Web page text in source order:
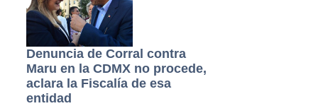
Denuncia de Corral contra
Maru en la CDMX no procede,
aclara la Fiscalía de esa
entidad